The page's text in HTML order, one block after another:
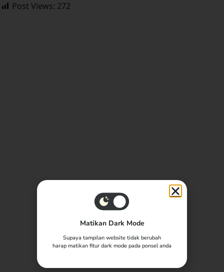
Post Views: 272
Matikan Dark Mode
Supaya tampilan website tidak berubah
harap matikan fitur dark mode pada ponsel anda